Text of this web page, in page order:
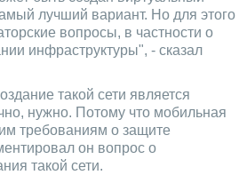
лучший вариант. Но для этого
вопросы, в частности о
инфраструктуры", - сказал
такой сети является
нужно. Потому что мобильная
требованиям о защите
он вопрос о
такой сети.